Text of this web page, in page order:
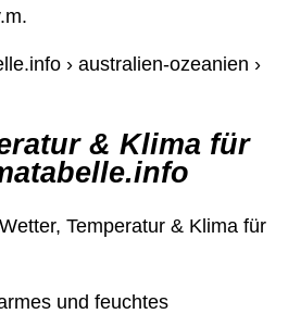
› australien-ozeanien ›
& Klima für
Temperatur & Klima für
und feuchtes